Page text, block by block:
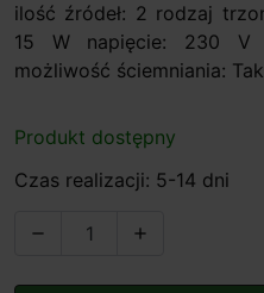
ilość źródeł: 2 rodzaj
15 W napięcie: 230 V
możliwość ściemniania:
Produkt dostępny
Czas realizacji: 5-14 dni
 